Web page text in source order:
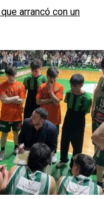
arrancó con un